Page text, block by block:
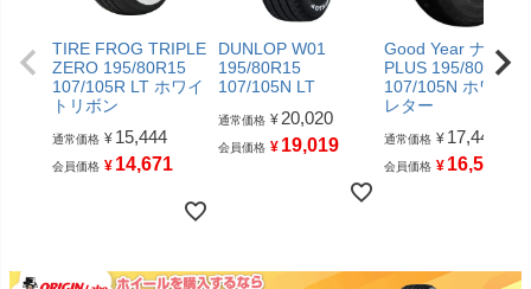
TIRE FROG TRIPLE
ZERO 195/80R15
107/105R LT ホワイ
トリボン
通常価格 ¥ 15,444
会員価格 ¥ 14,671
DUNLOP W01
195/80R15
107/105N LT
通常価格 ¥ 20,020
会員価格 ¥ 19,019
Good Year ナスカ
PLUS 195/80R15
107/105N ホワイト
レター
通常価格 ¥ 17,446
会員価格 ¥ 16,573